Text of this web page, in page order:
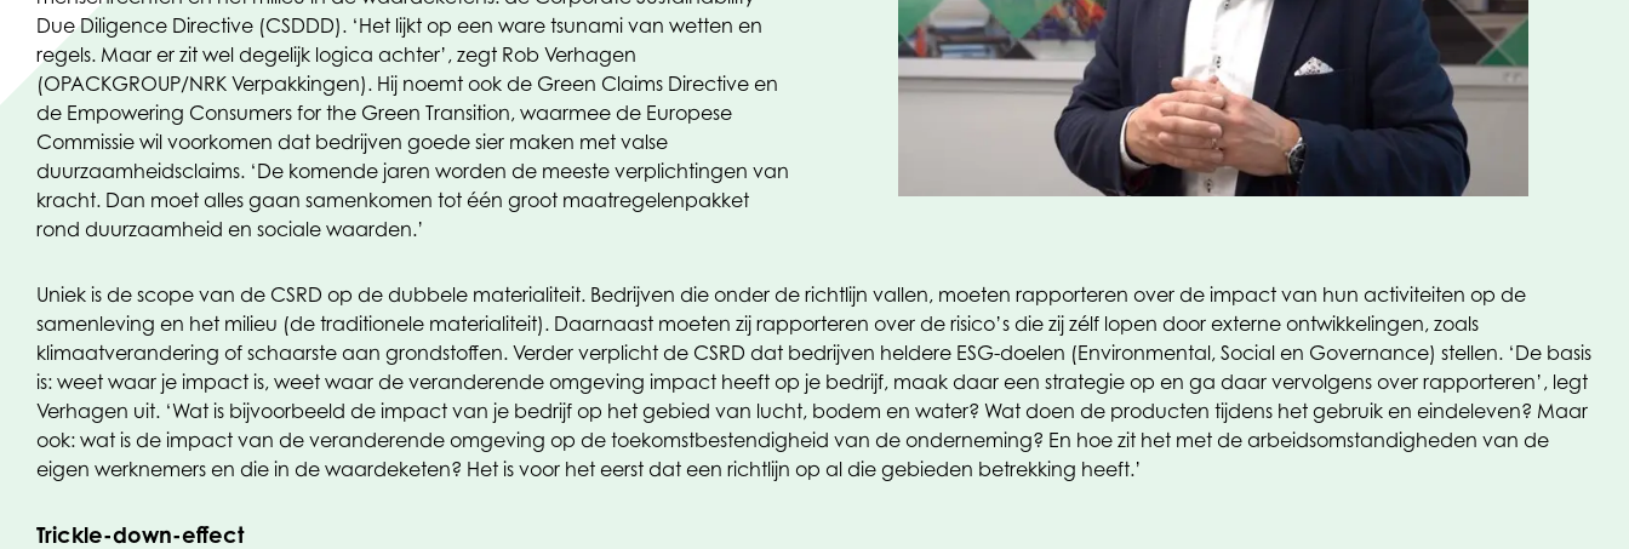
Due Diligence Directive (CSDDD). ‘Het lijkt op een ware tsunami van wetten en
regels. Maar er zit wel degelijk logica achter’, zegt Rob Verhagen
(OPACKGROUP/NRK Verpakkingen). Hij noemt ook de Green Claims Directive en
de Empowering Consumers for the Green Transition, waarmee de Europese
Commissie wil voorkomen dat bedrijven goede sier maken met valse
duurzaamheidsclaims. ‘De komende jaren worden de meeste verplichtingen van
kracht. Dan moet alles gaan samenkomen tot één groot maatregelenpakket
rond duurzaamheid en sociale waarden.’
Uniek is de scope van de CSRD op de dubbele materialiteit. Bedrijven die onder de richtlijn vallen, moeten rapporteren over de impact van hun activiteiten op de
samenleving en het milieu (de traditionele materialiteit). Daarnaast moeten zij rapporteren over de risico’s die zij zélf lopen door externe ontwikkelingen, zoals
klimaatverandering of schaarste aan grondstoffen. Verder verplicht de CSRD dat bedrijven heldere ESG-doelen (Environmental, Social en Governance) stellen. ‘De basis
is: weet waar je impact is, weet waar de veranderende omgeving impact heeft op je bedrijf, maak daar een strategie op en ga daar vervolgens over rapporteren’, legt
Verhagen uit. ‘Wat is bijvoorbeeld de impact van je bedrijf op het gebied van lucht, bodem en water? Wat doen de producten tijdens het gebruik en eindeleven? Maar
ook: wat is de impact van de veranderende omgeving op de toekomstbestendigheid van de onderneming? En hoe zit het met de arbeidsomstandigheden van de
eigen werknemers en die in de waardeketen? Het is voor het eerst dat een richtlijn op al die gebieden betrekking heeft.’
Trickle-down-effect